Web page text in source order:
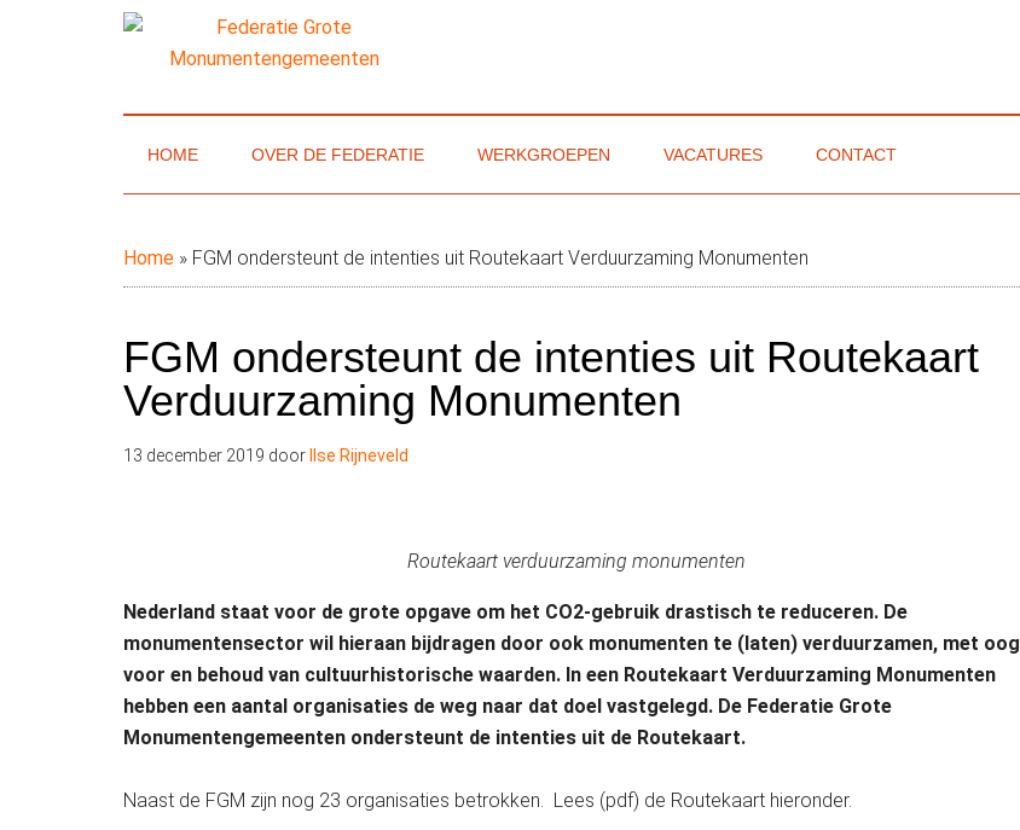
Federatie
Grote
van
Monumentengemeenten
HOME OVER DE FEDERATIE WERKGROEPEN VACATURES CONTACT
Home » FGM ondersteunt de intenties uit Routekaart Verduurzaming Monumenten
FGM ondersteunt de intenties uit Routekaart
Verduurzaming Monumenten
13 december 2019 door Ilse Rijneveld
Routekaart verduurzaming monumenten
Nederland staat voor de grote opgave om het CO2-gebruik drastisch te reduceren. De
monumentensector wil hieraan bijdragen door ook monumenten te (laten) verduurzamen, met oog
voor en behoud van cultuurhistorische waarden. In een Routekaart Verduurzaming Monumenten
hebben een aantal organisaties de weg naar dat doel vastgelegd. De Federatie Grote
Monumentengemeenten ondersteunt de intenties uit de Routekaart.
Naast de FGM zijn nog 23 organisaties betrokken. Lees (pdf) de Routekaart hieronder.